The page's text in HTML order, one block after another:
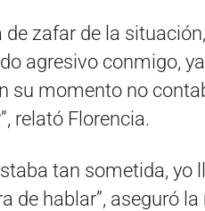
zafar de la
agresivo conmigo,
su momento no
relató Florencia.
tan sometida, yo
de hablar”, aseguró la